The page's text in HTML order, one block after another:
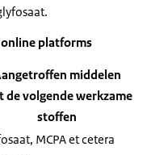
platforms
middelen
de volgende werkzame
stoffen
MCPA et cetera